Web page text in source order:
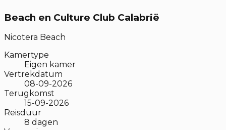
Beach en Culture Club Calabrië
Nicotera Beach
Kamertype
Eigen kamer
Vertrekdatum
08-09-2026
Terugkomst
15-09-2026
Reisduur
8 dagen